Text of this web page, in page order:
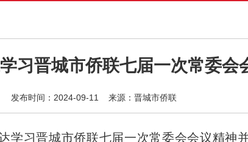
习晋城市侨联七届一次常委会
发布时间：2024-09-11 来源：晋城市侨联
学习晋城市侨联七届一次常委会会议精神